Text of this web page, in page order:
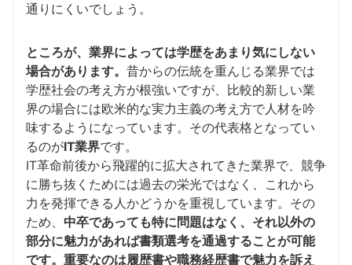
通りにくいでしょう。
ところが、業界によっては学歴をあまり気にしない
場合があります。 昔からの伝統を重んじる業界では
学歴社会の考え方が根強いですが、比較的新しい業
界の場合には欧米的な実力主義の考え方で人材を吟
味するようになっています。その代表格となってい
るのがIT業界です。
IT革命前後から飛躍的に拡大されてきた業界で、競争
に勝ち抜くためには過去の栄光ではなく、これから
力を発揮できる人かどうかを重視しています。その
ため、 中卒であっても特に問題はなく、それ以外の
部分に魅力があれば書類選考を通過することが可能
です。重要なのは履歴書や職務経歴書で魅力を訴え